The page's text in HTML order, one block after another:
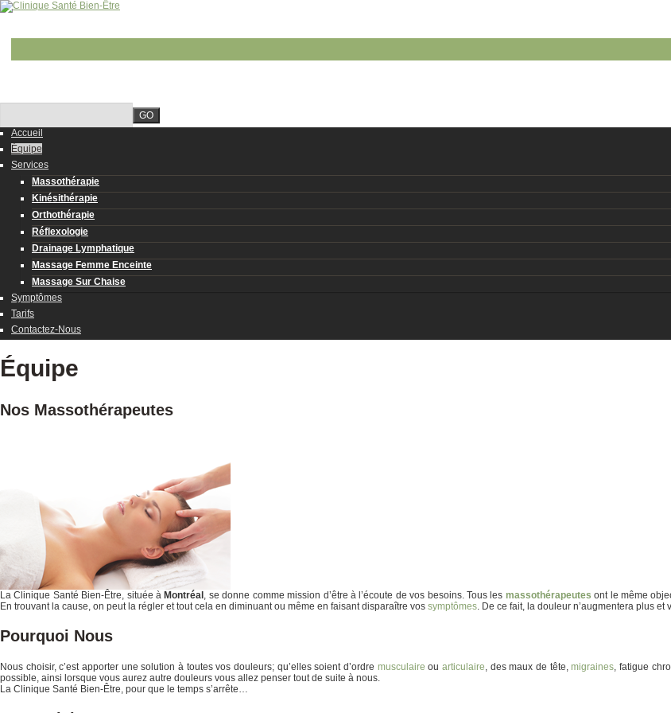
Accueil
Équipe
Services
Massothérapie
Kinésithérapie
Orthothérapie
Réflexologie
Drainage Lymphatique
Massage Femme Enceinte
Massage Sur Chaise
Symptômes
Tarifs
Contactez-Nous
Équipe
Nos Massothérapeutes
La Clinique Santé Bien-Être, située à Montréal , se donne comme mission d’être à l’écoute de vos besoins. Tous les massothérapeutes ont le même
En trouvant la cause, on peut la régler et tout cela en diminuant ou même en faisant disparaître vos symptômes. De ce fait, la douleur n’augmentera plus
Pourquoi Nous
Nous choisir, c’est apporter une solution à toutes vos douleurs; qu’elles soient d’ordre musculaire ouarticulaire, des maux de tête,migraines, fatigue
possible, ainsi lorsque vous aurez autre douleurs vous allez penser tout de suite à nous.
La Clinique Santé Bien-Être, pour que le temps s’arrête…